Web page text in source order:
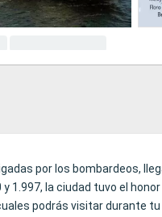
por los bombardeos,
la ciudad tuvo el
podrás visitar durante tu